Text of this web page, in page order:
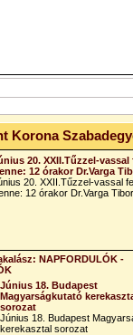
Korona
20. XXII.Tűzzel-
12 órakor Dr.Varga
20. XXII.Tűzzel-vassal
12 órakor Dr.Varga Tibor
NAPFORDULÓK -
Június 18. Budapest
Magyarságkutató
sorozat
Június 18. Budapest
kerekasztal sorozat